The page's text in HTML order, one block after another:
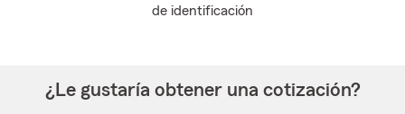
de identificación
¿Le gustaría obtener una cotización?